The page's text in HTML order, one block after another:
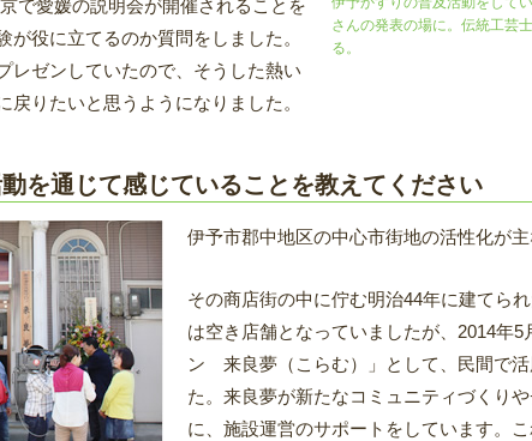
で愛媛の説明会が開催されることを
役に立てるのか質問をしました。
レゼンしていたので、そうした熱い
りたいと思うようになりました。
さんの発表の場に。伝統工芸
る。
を通じて感じていることを教えてください
伊予市郡中地区の中心市街地の活性化が主
その商店街の中に佇む明治44年に建てら
は空き店舗となっていましたが、2014年5
ン 来良夢（こらむ）」として、民間で
た。来良夢が新たなコミュニティづくり
に、施設運営のサポートをしています。